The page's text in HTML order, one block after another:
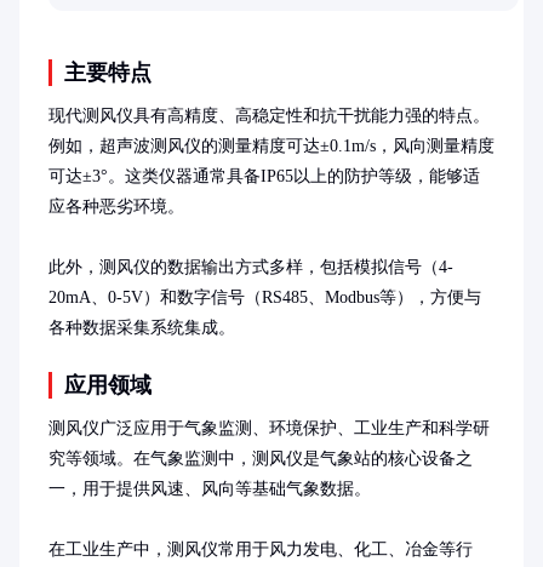
主要特点
现代测风仪具有高精度、高稳定性和抗干扰能力强的特点。
例如，超声波测风仪的测量精度可达±0.1m/s，风向测量精度
可达±3°。这类仪器通常具备IP65以上的防护等级，能够适
应各种恶劣环境。
此外，测风仪的数据输出方式多样，包括模拟信号（4-
20mA、0-5V）和数字信号（RS485、Modbus等），方便与
各种数据采集系统集成。
应用领域
测风仪广泛应用于气象监测、环境保护、工业生产和科学研
究等领域。在气象监测中，测风仪是气象站的核心设备之
一，用于提供风速、风向等基础气象数据。
在工业生产中，测风仪常用于风力发电、化工、冶金等行